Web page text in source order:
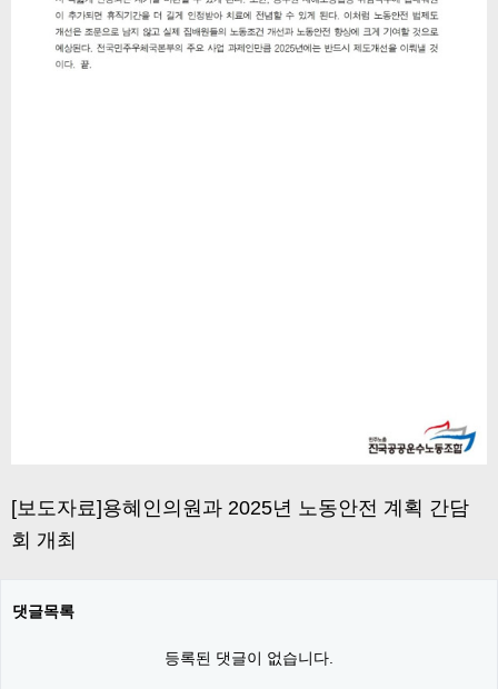
[보도자료]용혜인의원과 2025년 노동안전 계획 간담
회 개최
댓글목록
등록된 댓글이 없습니다.